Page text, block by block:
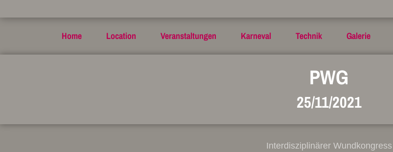
Home Location Veranstaltungen Karneval Technik Galerie
PWG
25/11/2021
Interdisziplinärer Wundkongress